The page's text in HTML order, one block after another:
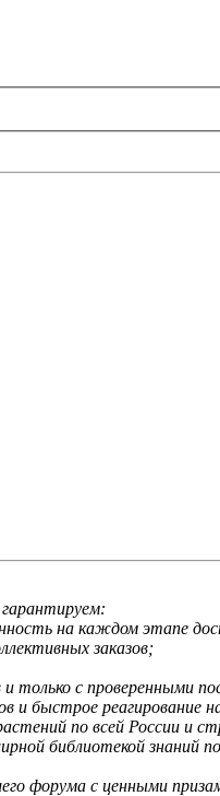
на каждом этапе
заказов;
только с проверенными
и быстрое реагирование
по всей России и
библиотекой знаний
форума с ценными